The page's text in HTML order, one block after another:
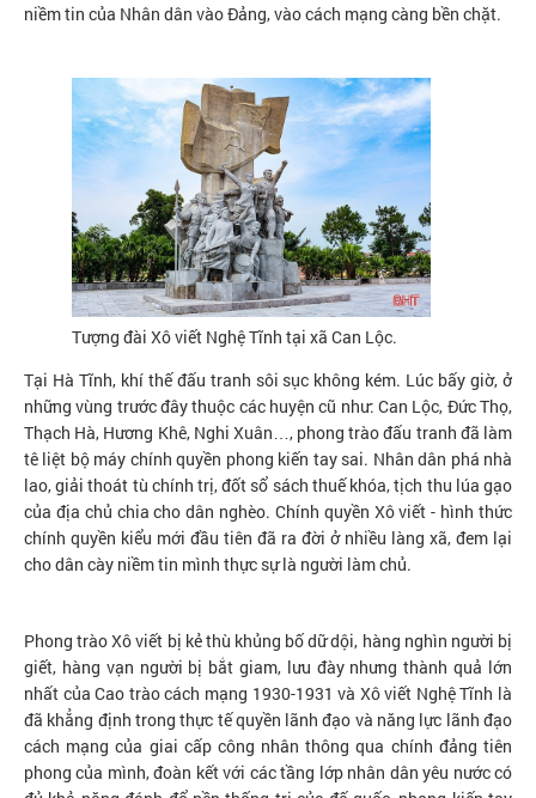
niềm tin của Nhân dân vào Đảng, vào cách mạng càng bền chặt.
Tượng đài Xô viết Nghệ Tĩnh tại xã Can Lộc.
Tại Hà Tĩnh, khí thế đấu tranh sôi sục không kém. Lúc bấy giờ, ở
những vùng trước đây thuộc các huyện cũ như: Can Lộc, Đức Thọ,
Thạch Hà, Hương Khê, Nghi Xuân…, phong trào đấu tranh đã làm
tê liệt bộ máy chính quyền phong kiến tay sai. Nhân dân phá nhà
lao, giải thoát tù chính trị, đốt sổ sách thuế khóa, tịch thu lúa gạo
của địa chủ chia cho dân nghèo. Chính quyền Xô viết - hình thức
chính quyền kiểu mới đầu tiên đã ra đời ở nhiều làng xã, đem lại
cho dân cày niềm tin mình thực sự là người làm chủ.
Phong trào Xô viết bị kẻ thù khủng bố dữ dội, hàng nghìn người bị
giết, hàng vạn người bị bắt giam, lưu đày nhưng thành quả lớn
nhất của Cao trào cách mạng 1930-1931 và Xô viết Nghệ Tĩnh là
đã khẳng định trong thực tế quyền lãnh đạo và năng lực lãnh đạo
cách mạng của giai cấp công nhân thông qua chính đảng tiên
phong của mình, đoàn kết với các tầng lớp nhân dân yêu nước có